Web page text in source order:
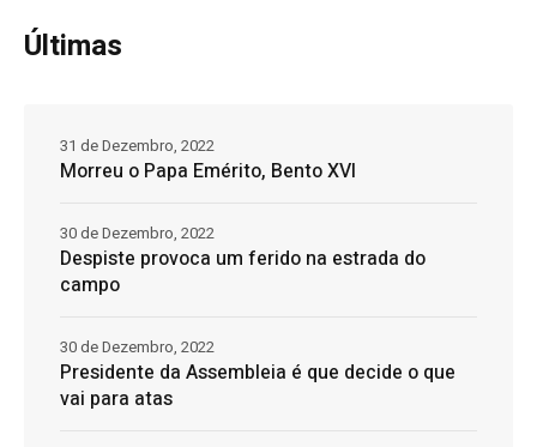
Últimas
Morreu o Papa Emérito, Bento XVI
31 de Dezembro, 2022
Despiste provoca um ferido na estrada do
campo
30 de Dezembro, 2022
Presidente da Assembleia é que decide o que
vai para atas
30 de Dezembro, 2022